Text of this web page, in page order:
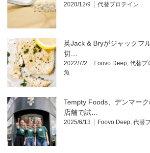
2020/12/9 代替プロテイン
英Jack & Bryがジャックフ
切…
2022/7/2 Foovo Deep 代替プ
魚
Tempty Foods、デンマー
店舗で試…
2025/6/13 Foovo Deep 代替